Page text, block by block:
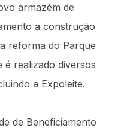
armazém de
a construção
reforma do Parque
é realizado diversos
a Expoleite.
de Beneficiamento